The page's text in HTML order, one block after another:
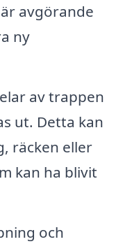
avgörande
ny
av trappen
ut. Detta kan
räcken eller
kan ha blivit
och